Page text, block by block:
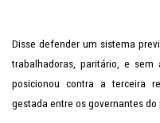
Disse defender um sistema
trabalhadoras, paritário, e
posicionou contra a terceira
gestada entre os governantes do